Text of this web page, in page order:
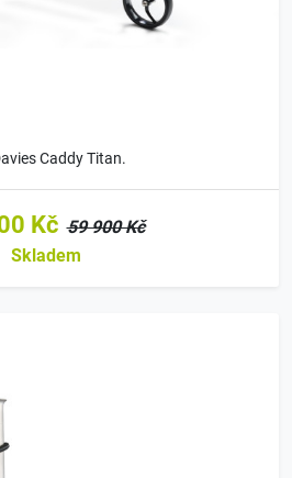
Caddy Titan.
Kč 59 900 Kč
Skladem